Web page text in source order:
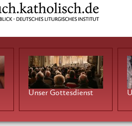
Unser Gottesdienst